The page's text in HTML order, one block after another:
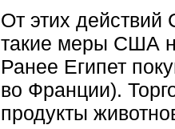
От этих
такие меры США
Ранее Египет
во Франции).
продукты